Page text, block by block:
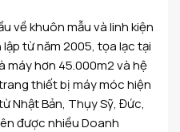
về khuôn mẫu và linh kiện
từ năm 2005, tọa lạc tại
máy hơn 45.000m2 và hệ
thiết bị máy móc hiện
Nhật Bản, Thụy Sỹ, Đức,
được nhiều Doanh